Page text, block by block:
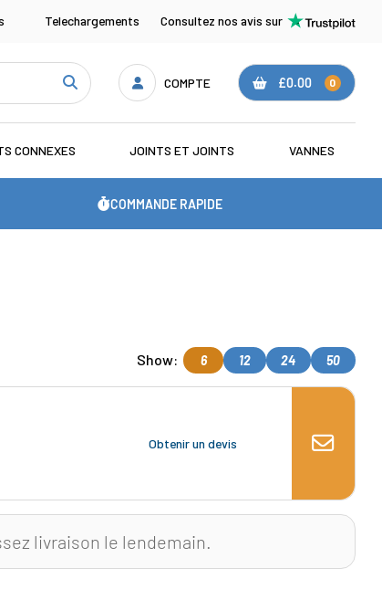
Telechargements Consultez nos avis sur
COMPTE £0.00 0
CONNEXES JOINTS ET JOINTS VANNES
COMMANDE RAPIDE
Show: 6 12 24 50
Obtenir un devis
livraison le lendemain.